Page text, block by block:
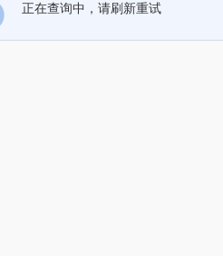
正在查询中，请刷新重试